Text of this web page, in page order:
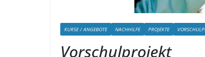
KURSE / ANGEBOTE NACHHILFE PROJEKTE
Vorschulprojekt